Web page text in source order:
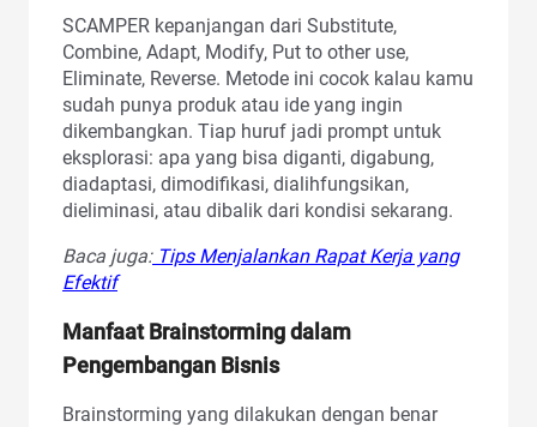
SCAMPER kepanjangan dari Substitute,
Combine, Adapt, Modify, Put to other use,
Eliminate, Reverse. Metode ini cocok kalau kamu
sudah punya produk atau ide yang ingin
dikembangkan. Tiap huruf jadi prompt untuk
eksplorasi: apa yang bisa diganti, digabung,
diadaptasi, dimodifikasi, dialihfungsikan,
dieliminasi, atau dibalik dari kondisi sekarang.
Baca juga: Tips Menjalankan Rapat Kerja yang
Efektif
Manfaat Brainstorming dalam
Pengembangan Bisnis
Brainstorming yang dilakukan dengan benar